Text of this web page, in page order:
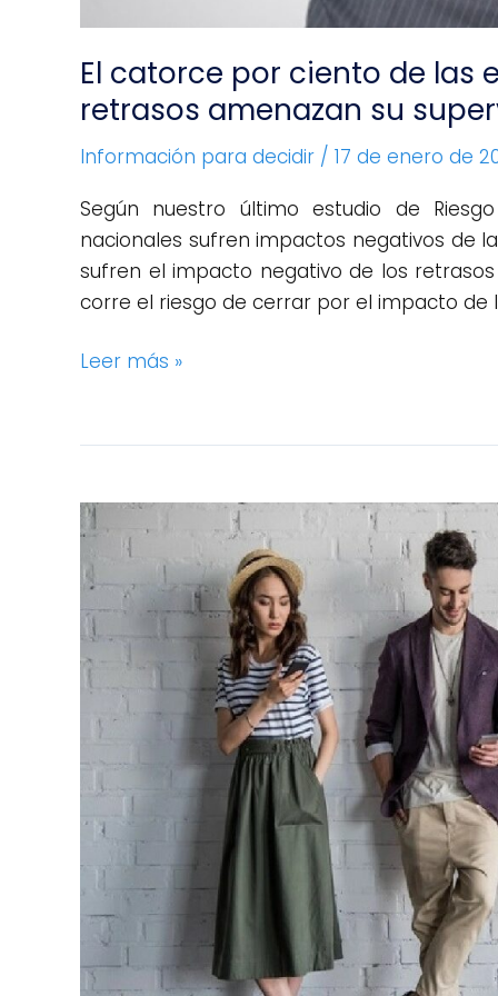
El catorce por ciento de las
retrasos amenazan su
Información para decidir / 17 de enero de
Según nuestro último estudio de
nacionales sufren impactos negativos de
sufren el impacto negativo de los
corre el riesgo de cerrar por el impacto de
supervivencia
Leer más »
Desmitificando
los
Millennials